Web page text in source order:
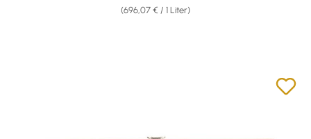
(696,07 € / 1 Liter)